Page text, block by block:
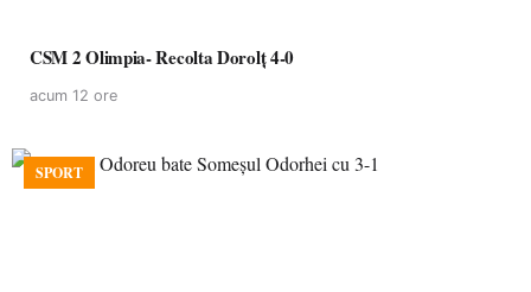
CSM 2 Olimpia- Recolta Dorolț 4-0
acum 12 ore
SPORT